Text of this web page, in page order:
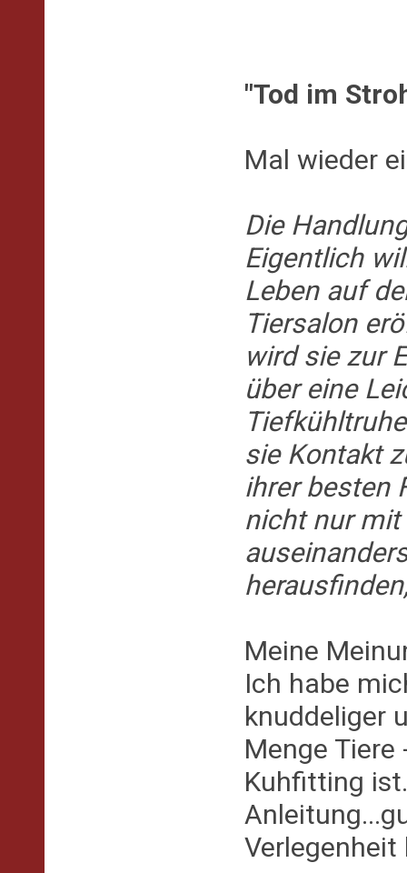
"Tod im
Mal wieder
Die
Eigentlich
Leben auf
Tiersalon
wird sie zur
über eine
sie Kontakt
ihrer besten
nicht nur mit
Meine
Ich habe
knuddeliger
Menge
Kuhfitting